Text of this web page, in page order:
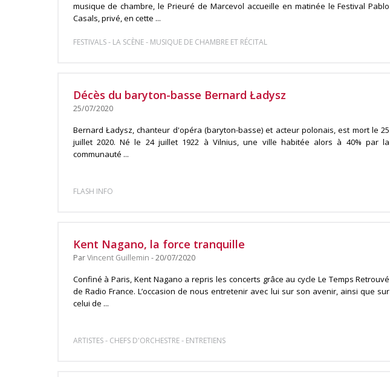
musique de chambre, le Prieuré de Marcevol accueille en matinée le Festival Pablo
Casals, privé, en cette ...
FESTIVALS- LA SCÈNE- MUSIQUE DE CHAMBRE ET RÉCITAL
Décès du baryton-basse Bernard Ładysz
25/07/2020
Bernard Ładysz, chanteur d'opéra (baryton-basse) et acteur polonais, est mort le 25
juillet 2020. Né le 24 juillet 1922 à Vilnius, une ville habitée alors à 40% par la
communauté ...
FLASH INFO
Kent Nagano, la force tranquille
ParVincent Guillemin - 20/07/2020
Confiné à Paris, Kent Nagano a repris les concerts grâce au cycle Le Temps Retrouvé
de Radio France. L’occasion de nous entretenir avec lui sur son avenir, ainsi que sur
celui de ...
ARTISTES- CHEFS D'ORCHESTRE- ENTRETIENS